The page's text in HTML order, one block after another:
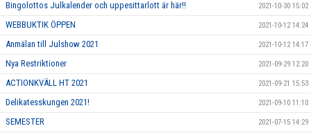
Bingolottos Julkalender och uppesittarlott är här!! 2021-10-30 15:02
WEBBUKTIK ÖPPEN 2021-10-12 14:24
Anmälan till Julshow 2021 2021-10-12 14:17
Nya Restriktioner 2021-09-29 12:20
ACTIONKVÄLL HT 2021 2021-09-21 15:53
Delikatesskungen 2021! 2021-09-10 11:10
SEMESTER 2021-07-15 14:29